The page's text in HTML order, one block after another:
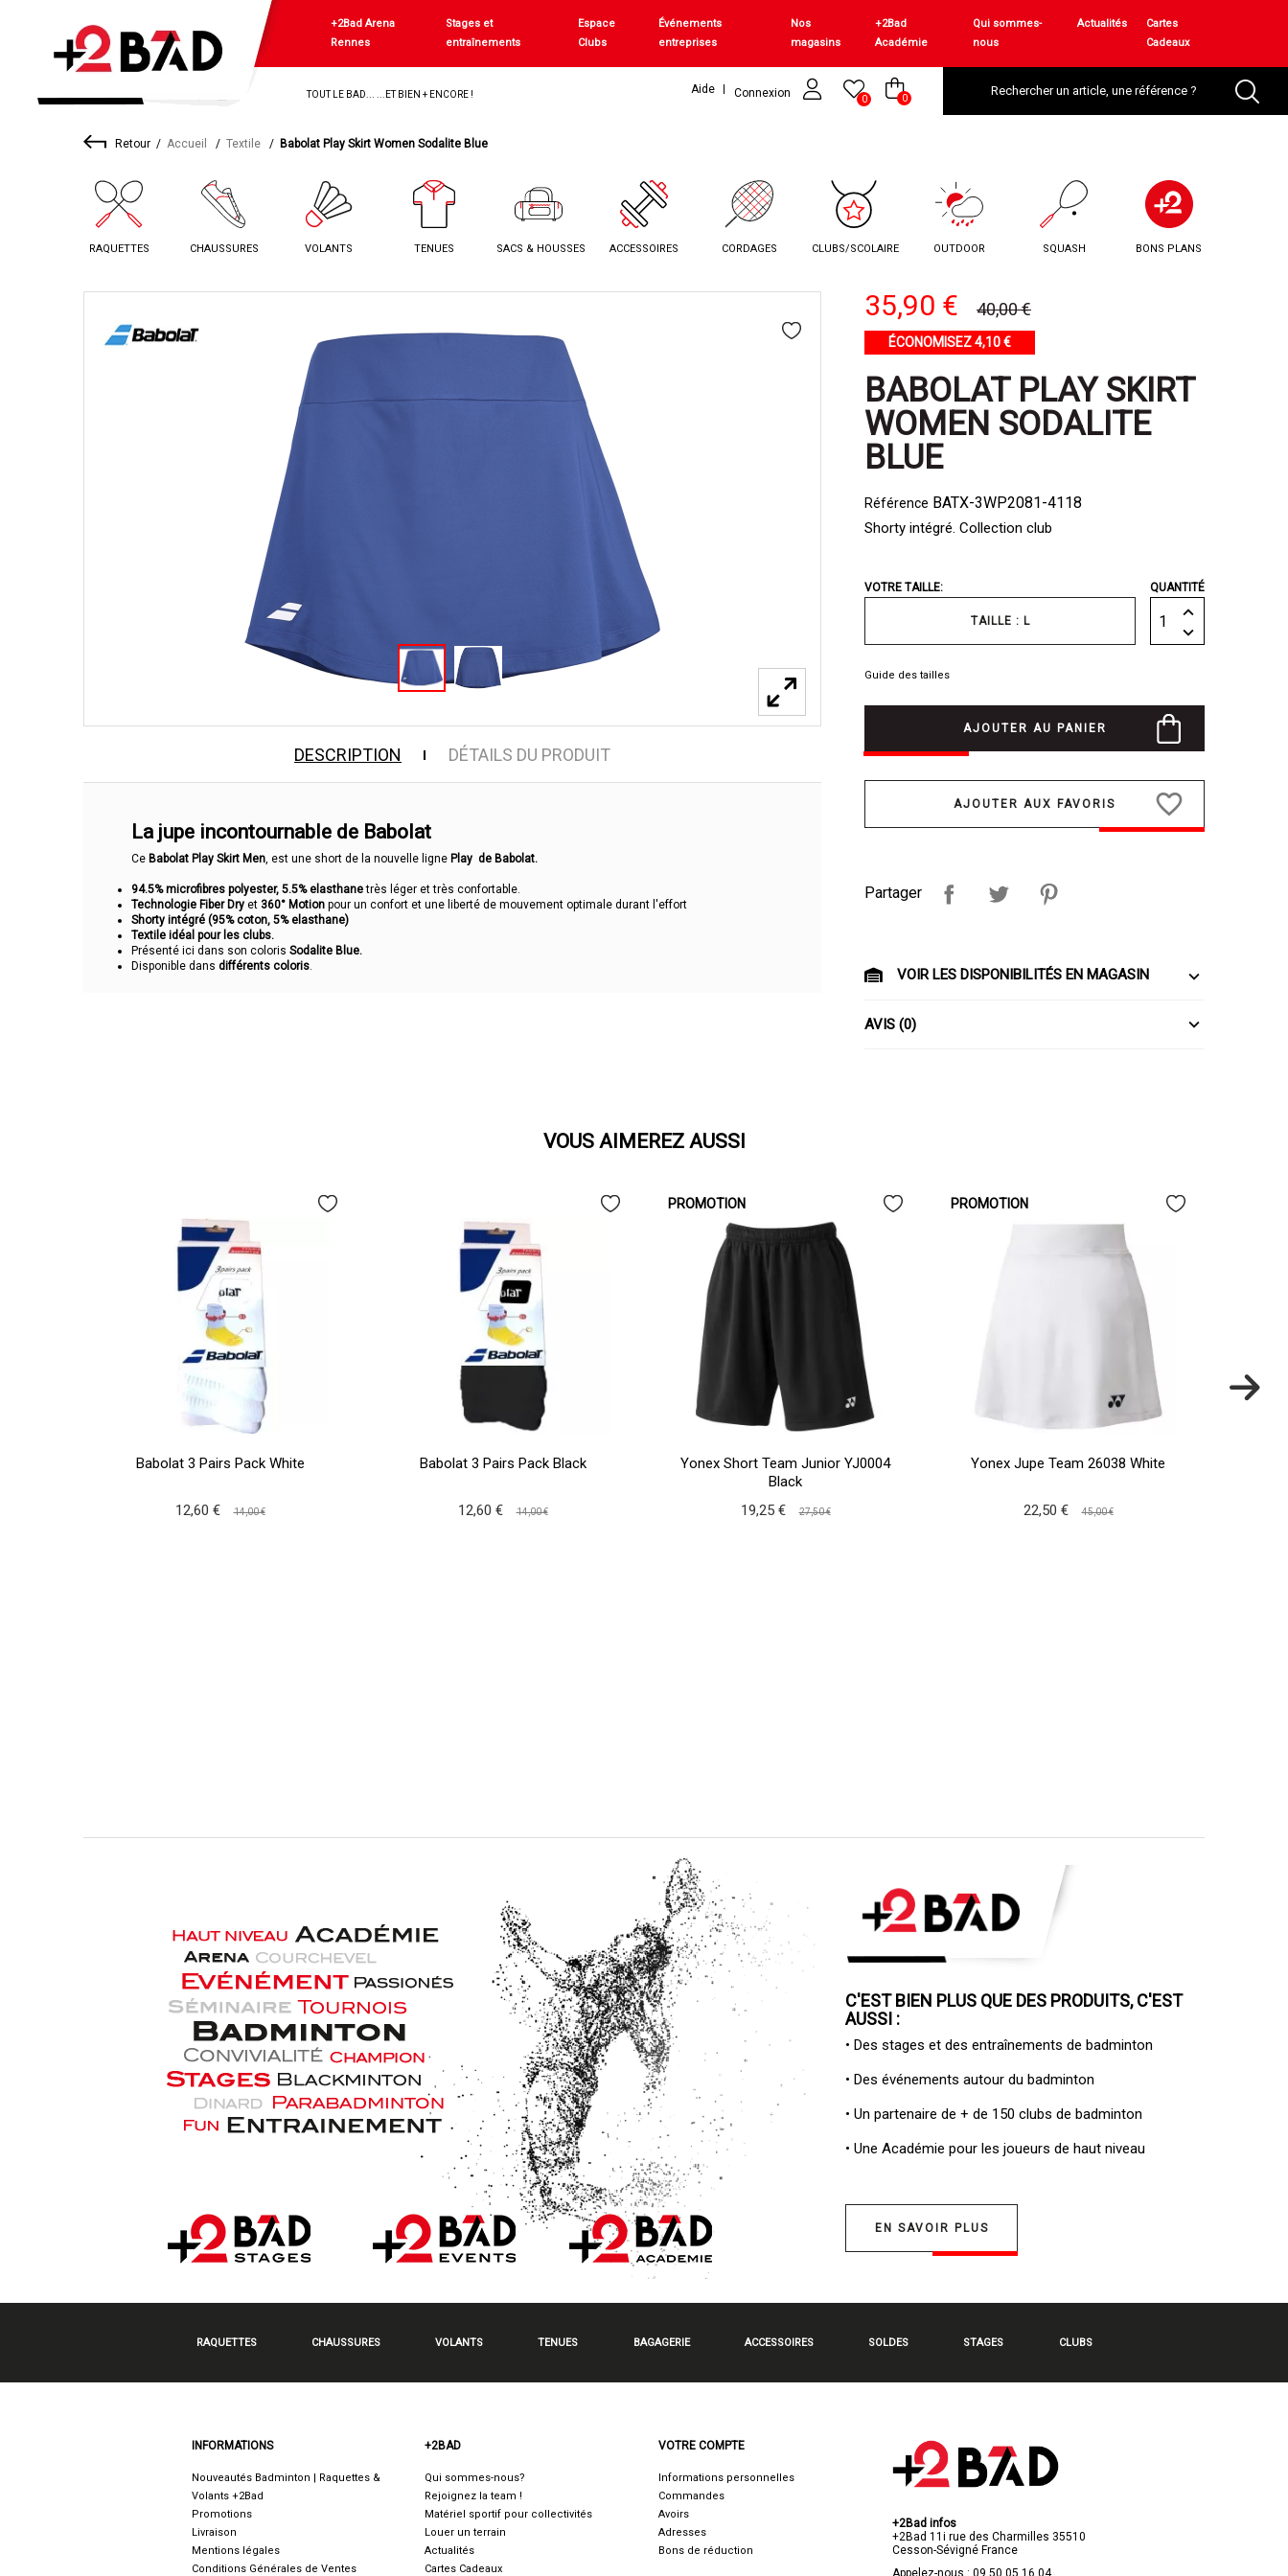
+2Bad Arena
Rennes
Stages et
entraînements
Espace
Clubs
Événements
entreprises
Nos
magasins
+2Bad
Académie
Qui sommes-
nous
Actualités
Cartes
Cadeaux
TOUT LE BAD... ...ET BIEN + ENCORE ! Aide Connexion 0 0
Retour Accueil Textile Babolat Play Skirt Women Sodalite Blue
RAQUETTES CHAUSSURES VOLANTS TENUES SACS & HOUSSES ACCESSOIRES CORDAGES CLUBS/SCOLAIRE OUTDOOR SQUASH BONS PLANS
DESCRIPTION DÉTAILS DU PRODUIT
La jupe incontournable de Babolat
Ce Babolat Play Skirt Men, est une short de la nouvelle ligne Play de Babolat.
94.5% microfibres polyester, 5.5% elasthanetrès léger et très confortable.
Technologie Fiber Dry et 360° Motion pour un confort et une liberté de mouvement optimale durant l'effort
Shorty intégré (95% coton, 5% elasthane)
Textile idéal pour les clubs.
Présenté ici dans son coloris Sodalite Blue.
Disponible dans différents coloris.
35,90 € 40,00 €
ÉCONOMISEZ 4,10 €
BABOLAT PLAY SKIRT
WOMEN SODALITE
BLUE
Référence BATX-3WP2081-4118
Shorty intégré. Collection club
VOTRE TAILLE:
TAILLE : L
QUANTITÉ
Guide des tailles
AJOUTER AU PANIER
favorite_border
Partager
VOIR LES DISPONIBILITÉS EN MAGASIN
AVIS (0)
VOUS AIMEREZ AUSSI
Babolat 3 Pairs Pack White
12,60 € 14,00 €
Babolat 3 Pairs Pack Black
12,60 € 14,00 €
PROMOTION
Yonex Short Team Junior YJ0004
Black
19,25 €
27,50 €
PROMOTION
Yonex Jupe Team 26038 White
22,50 € 45,00 €
C'EST BIEN PLUS QUE DES PRODUITS, C'EST
AUSSI :
• Des stages et des entraînements de badminton
• Des événements autour du badminton
• Un partenaire de + de 150 clubs de badminton
• Une Académie pour les joueurs de haut niveau
EN SAVOIR PLUS
RAQUETTES CHAUSSURES VOLANTS TENUES BAGAGERIE ACCESSOIRES SOLDES STAGES CLUBS
INFORMATIONS
Nouveautés Badminton | Raquettes &
Volants +2Bad
Promotions
Livraison
Mentions légales
Conditions Générales de Ventes
+2BAD
Qui sommes-nous?
Rejoignez la team !
Matériel sportif pour collectivités
Louer un terrain
Actualités
Cartes Cadeaux
VOTRE COMPTE
Informations personnelles
Commandes
Avoirs
Adresses
Bons de réduction
+2Bad infos
+2Bad 11i rue des Charmilles 35510
Cesson-Sévigné France
Appelez-nous : 09 50 05 16 04